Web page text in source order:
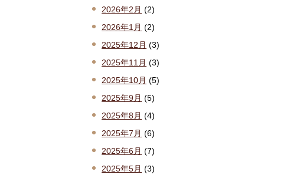
2026年2月 (2)
2026年1月 (2)
2025年12月 (3)
2025年11月 (3)
2025年10月 (5)
2025年9月 (5)
2025年8月 (4)
2025年7月 (6)
2025年6月 (7)
2025年5月 (3)